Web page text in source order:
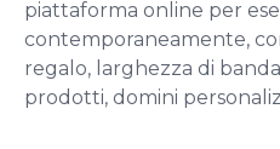
piattaforma online per
contemporaneamente,
regalo, larghezza di
prodotti, domini